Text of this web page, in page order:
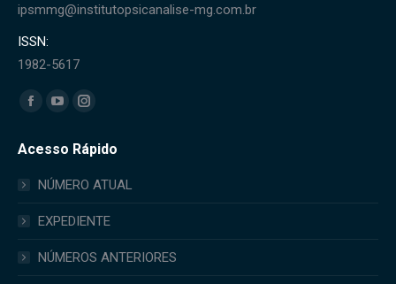
ipsmmg@institutopsicanalise-mg.com.br
ISSN:
1982-5617
Encontre-nos em:
Facebook
opens
in
window
YouTube
opens
in
window
Instagram
opens
in
window
Acesso Rápido
NÚMERO ATUAL
EXPEDIENTE
NÚMEROS ANTERIORES